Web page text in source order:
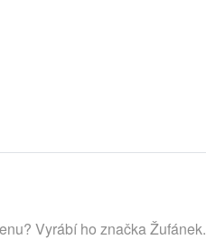
Vyrábí ho značka Žufánek.